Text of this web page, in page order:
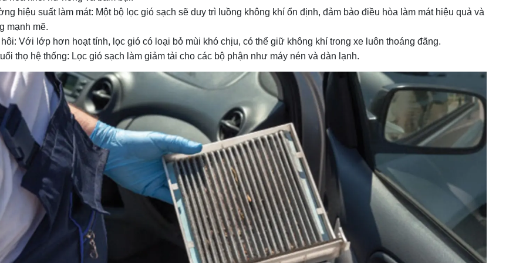
hiệu suất làm mát: Một bộ lọc gió sạch sẽ duy trì luồng không khí ổn định, đảm bảo điều hòa làm mát hiệu quả và
mạnh mẽ.
Với lớp hơn hoạt tính, lọc gió có loại bỏ mùi khó chịu, có thể giữ không khí trong xe luôn thoáng đãng.
thọ hệ thống: Lọc gió sạch làm giảm tải cho các bộ phận như máy nén và dàn lạnh.